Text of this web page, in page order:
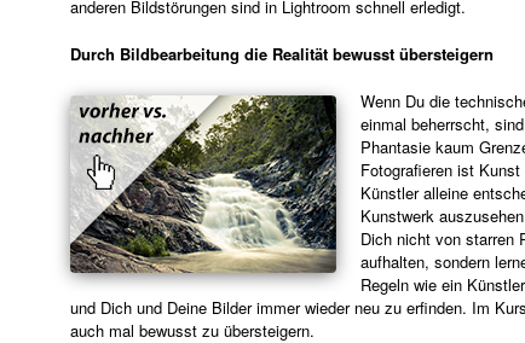
anderen Bildstörungen sind in Lightroom schnell erledigt.
Durch Bildbearbeitung die Realität bewusst übersteigern
Wenn Du die
einmal beherrscht,
Phantasie kaum
Fotografieren ist Kunst
Künstler alleine
Kunstwerk
Dich nicht von starren
aufhalten, sondern
Regeln wie ein
und Dich und Deine Bilder immer wieder neu zu erfinden. Im
auch mal bewusst zu übersteigern.